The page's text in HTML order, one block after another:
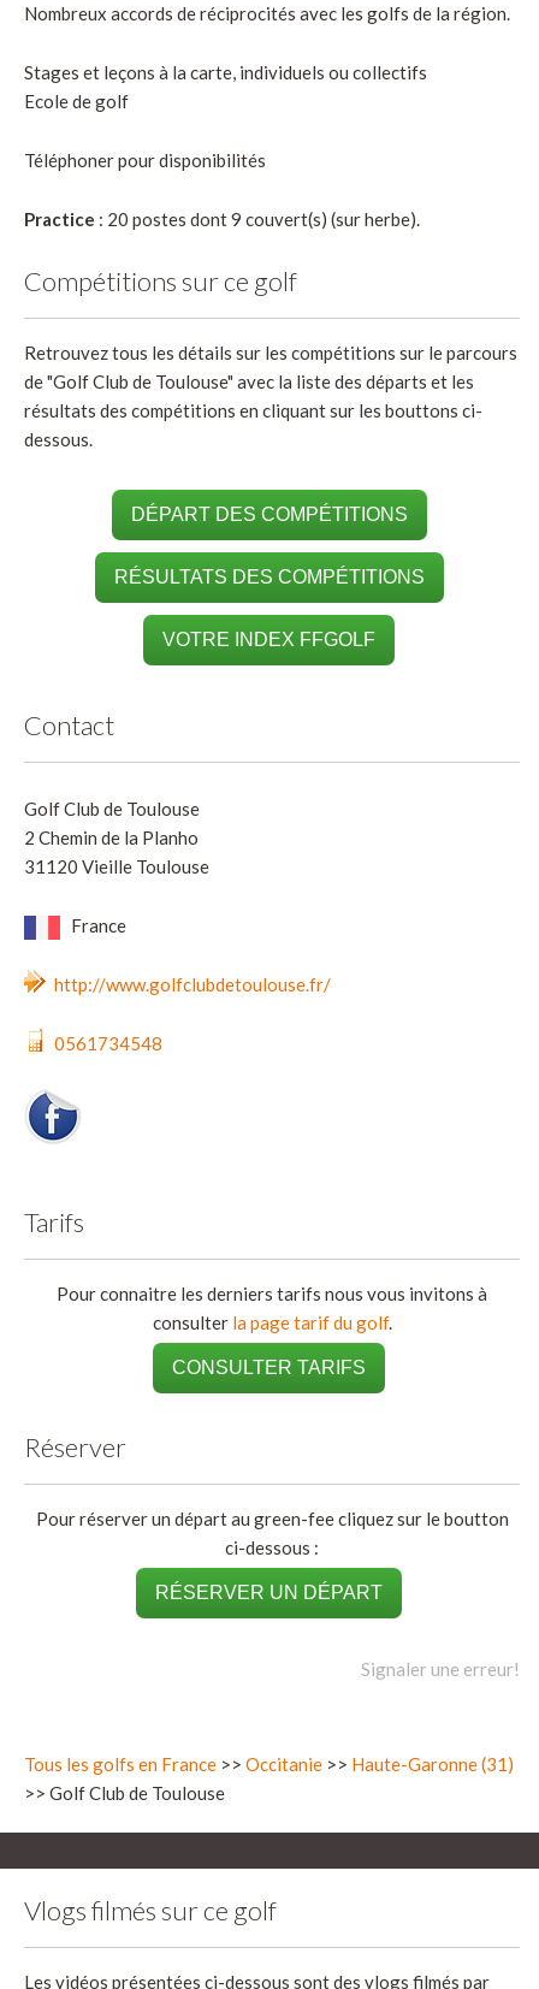
Nombreux accords de réciprocités avec les golfs de la région.
Stages et leçons à la carte, individuels ou collectifs
Ecole de golf
Téléphoner pour disponibilités
Practice : 20 postes dont 9 couvert(s) (sur herbe).
Compétitions sur ce golf
Retrouvez tous les détails sur les compétitions sur le parcours
de "Golf Club de Toulouse" avec la liste des départs et les
résultats des compétitions en cliquant sur les bouttons ci-
dessous.
DÉPART DES COMPÉTITIONS
RÉSULTATS DES COMPÉTITIONS
VOTRE INDEX FFGOLF
Contact
Golf Club de Toulouse
2 Chemin de la Planho
31120 Vieille Toulouse
France
http://www.golfclubdetoulouse.fr/
0561734548
Tarifs
Pour connaitre les derniers tarifs nous vous invitons à
consulter la page tarif du golf.
CONSULTER TARIFS
Réserver
Pour réserver un départ au green-fee cliquez sur le boutton
ci-dessous :
RÉSERVER UN DÉPART
Signaler une erreur!
Tous les golfs en France >> Occitanie >> Haute-Garonne (31)
>> Golf Club de Toulouse
Vlogs filmés sur ce golf
Les vidéos présentées ci-dessous sont des vlogs filmés par